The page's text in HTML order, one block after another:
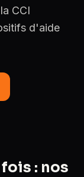
CCI
d'aide
: nos